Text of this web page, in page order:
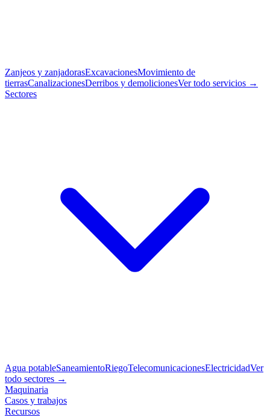
Zanjeos y zanjadorasExcavacionesMovimiento de
tierrasCanalizacionesDerribos y demolicionesVer todo servicios →
Sectores
Agua potableSaneamientoRiegoTelecomunicacionesElectricidadVer
todo sectores →
Maquinaria
Casos y trabajos
Recursos